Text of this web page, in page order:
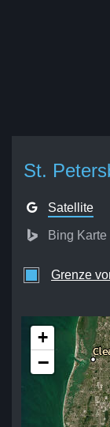
St.
Satellite
Bing Karte
Grenze
+
−